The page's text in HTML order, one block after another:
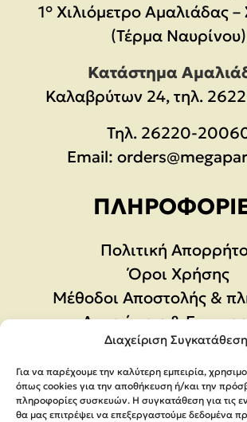
Διαχείριση
Για να παρέχουμε την καλύτερη εμπειρία,
όπως cookies για την αποθήκευση ή/και την
πληροφορίες συσκευών. Η συγκατάθεση για τις
θα μας επιτρέψει να επεξεργαστούμε δεδομένα
1° Χιλιόμετρο Αμαλιάδας
(Τέρμα Ναυρίνου)
Κατάστημα
Καλαβρύτων 24, τηλ.
Τηλ. 26220-
Email:
Πολιτική
Όροι Χρήσης
Μέθοδοι Αποστολής &
Ακυρώσεις &
Φόρμα